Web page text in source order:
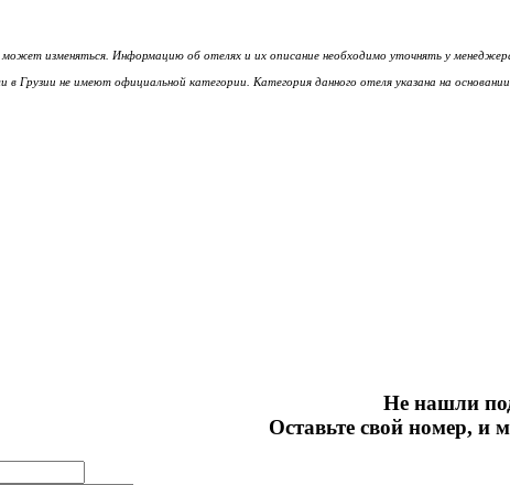
изменяться. Информацию об отелях и их описание необходимо уточнять у
Грузии не имеют официальной категории. Категория данного отеля указана на
Не нашли
Оставьте свой номер, и